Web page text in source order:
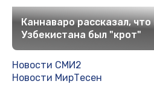
Каннаваро рассказал, что
Узбекистана был "крот"
Новости СМИ2
Новости МирТесен